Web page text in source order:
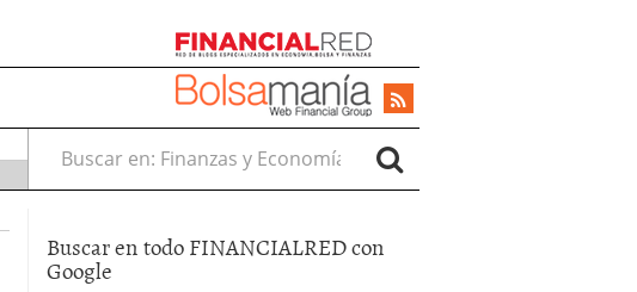
Buscar en:
Buscar en todo FINANCIALRED con
Google